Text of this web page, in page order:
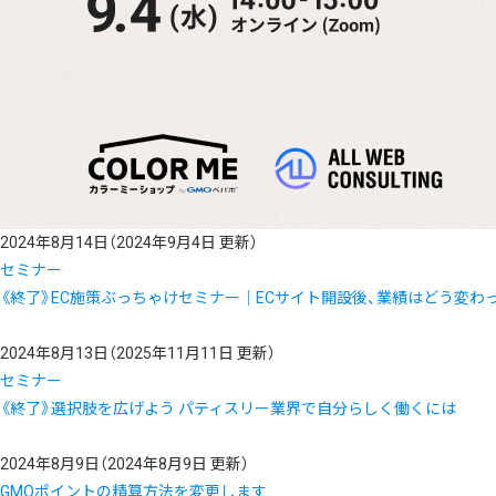
2024年8月14日 （2024年9月4日 更新）
セミナー
《終了》EC施策ぶっちゃけセミナー｜ECサイト開設後、業績はどう変わ
2024年8月13日 （2025年11月11日 更新）
セミナー
《終了》選択肢を広げよう パティスリー業界で自分らしく働くには
2024年8月9日 （2024年8月9日 更新）
GMOポイントの精算方法を変更します